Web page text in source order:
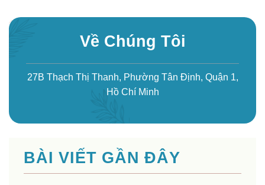
Về Chúng Tôi
27B Thạch Thị Thanh, Phường Tân Định, Quận 1,
Hồ Chí Minh
BÀI VIẾT GẦN ĐÂY